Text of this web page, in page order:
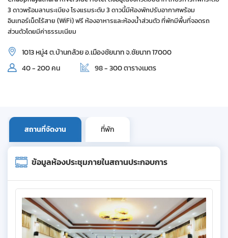
3 ดาวพร้อมลานระเบียง โรงแรมระดับ 3 ดาวนี้มีห้องพักปรับอากาศพร้อม
อินเทอร์เน็ตไร้สาย (WiFi) ฟรี ห้องอาหารและห้องน้ำส่วนตัว ที่พักมีพื้นที่จอดรถ
ส่วนตัวโดยมีค่าธรรมเนียม
1013 หมู่4 ต.บ้านกล้วย อ.เมืองชัยนาท จ.ชัยนาท 17000
40 - 200 คน
98 - 300 ตารางเมตร
สถานที่จัดงาน ที่พัก
ข้อมูลห้องประชุมภายในสถานประกอบการ